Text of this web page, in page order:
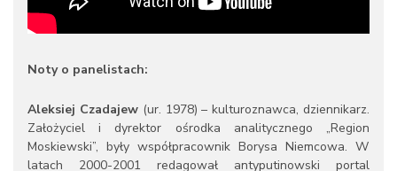
Noty o panelistach:
Aleksiej Czadajew(ur. 1978) – kulturoznawca, dziennikarz.
Założyciel i dyrektor ośrodka analitycznego „Region
Moskiewski”, były współpracownik Borysa Niemcowa. W
latach 2000-2001 redagował antyputinowski portal